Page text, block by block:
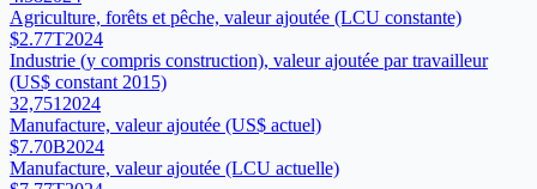
Agriculture, forêts et pêche, valeur ajoutée (LCU constante)
$2.77T2024
Industrie (y compris construction), valeur ajoutée par travailleur
(US$ constant 2015)
32,751 2024
Manufacture, valeur ajoutée (US$ actuel)
$7.70B2024
Manufacture, valeur ajoutée (LCU actuelle)